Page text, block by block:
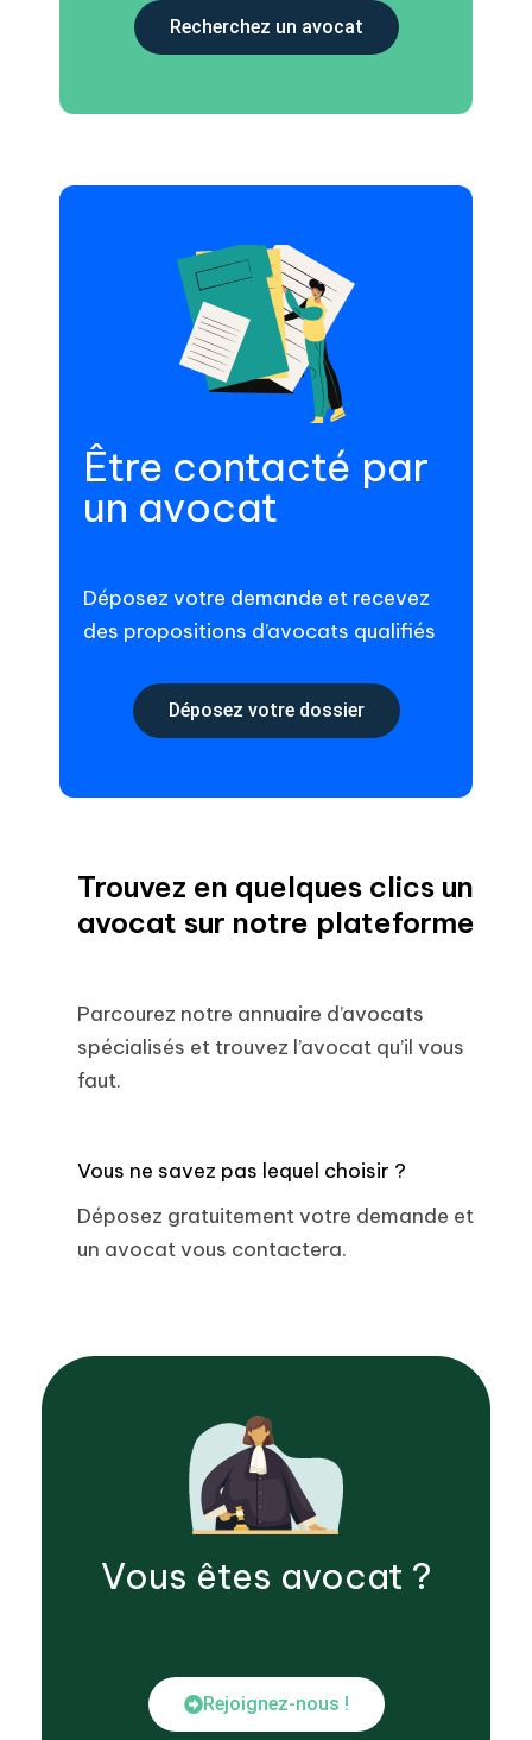
Recherchez un avocat
Être contacté par
un avocat
Déposez votre demande et recevez
des propositions d’avocats qualifiés
Déposez votre dossier
Trouvez en quelques clics un
avocat sur notre plateforme
Parcourez notre annuaire d’avocats
spécialisés et trouvez l’avocat qu’il vous
faut.
Vous ne savez pas lequel choisir ?
Déposez gratuitement votre demande et
un avocat vous contactera.
Vous êtes avocat ?
Rejoignez-nous !